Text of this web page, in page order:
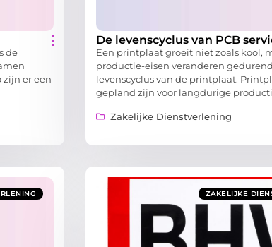
de
er een
De levenscyclus van PCB
Een printplaat groeit niet zoals kool,
productie-eisen veranderen
levenscyclus van de printplaat.
gepland zijn voor langdurige
Zakelijke Dienstverlening
ZAKELIJKE